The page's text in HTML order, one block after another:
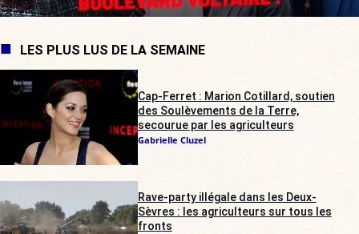
LES PLUS LUS DE LA SEMAINE
Cap-Ferret : Marion Cotillard, soutien
des Soulèvements de la Terre,
secourue par les agriculteurs
Gabrielle Cluzel
Rave-party illégale dans les Deux-
Sèvres : les agriculteurs sur tous les
fronts